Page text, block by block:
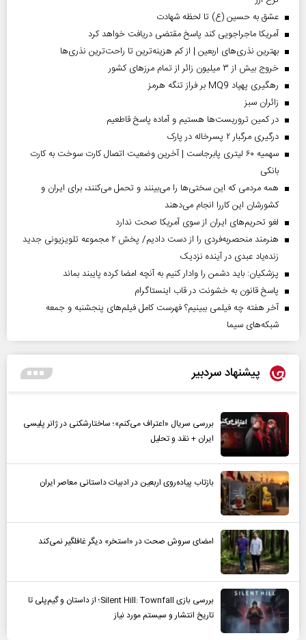
عشق به حسین (ع) تا لحظه شهادت
آمریکا ماجراجویی کند پاسخ مقتضی دریافت خواهد کرد
بهترین نذری‌های اربعین | از کم هزینه‌ترین تا راحت‌ترین نذری‌ها
خروج بیش از ۳ میلیون زائر از تمام مرز‌های کشور
رهگیری پهپاد MQ9 بر فراز تنگه هرمز
‌زائران سبز
در کمین تروریست‌ها هستیم و آماده پاسخ قاطعیم
درگیری مرگبار ۲ پسرخاله در پارک
سهمیه ۶۰ لیتری پابرجاست | آخرین وضعیت اتصال کارت سوخت به کارت
بانکی
همه مردمی که این سختی‌ها را می‌بینند و تحمل می‌کنند، برای ایران و
کشورشان این کاررا انجام می‌دهند
لغو تحریم‌های ایران از سوی آمریکا صحت ندارد
هنرمند منحصر‌به‌فردی را از دست دادیم/ پخش ۲ مجموعه تلویزیونی جدید
زنده‌یاد عبدی در آینده نزدیک
پزشکیان: باید دشمن را وادار کنیم به آنچه امضا کرده پایبند بماند
پاسخ قانون به خشونت در قاب اینستاگرام
آخر هفته چه فیلمی ببینیم؟ فهرست کامل فیلم‌های پنجشنبه و جمعه
شبکه‌های سیما
پیشنهاد سردبیر
بررسی سریال «اعتراف می‌کنم»؛ ساختارشکنی در ژانر پلیسی
ایران + نقد و تحلیل
بازتاب پیاده‌روی اربعین در ادبیات داستانی معاصر ایران
امضای سروش صحت در «استخر» دیگر غافلگیر نمی‌کند
بررسی بازی Silent Hill: Townfall؛ از داستان و گیم‌پلی تا
تاریخ انتشار و سیستم مورد نیاز